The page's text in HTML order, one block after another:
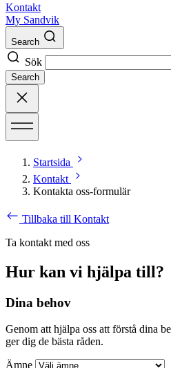
Kontakt
My Sandvik
Search
Sök
Search
Startsida
Kontakt
Kontakta oss-formulär
Tillbaka till Kontakt
Ta kontakt med oss
Hur kan vi hjälpa till?
Dina behov
Genom att hjälpa oss att förstå dina
ger dig de bästa råden.
Ämne